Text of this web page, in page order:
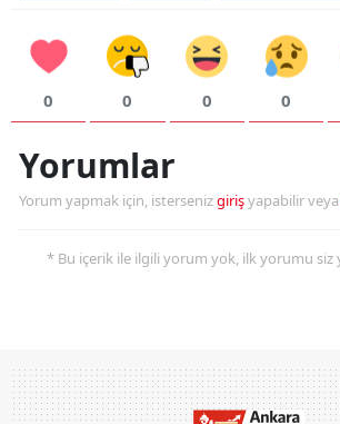
0 0 0 0
Yorumlar
Yorum yapmak için, istersenizgirişyapabilir veya
* Bu içerik ile ilgili yorum yok, ilk yorumu siz